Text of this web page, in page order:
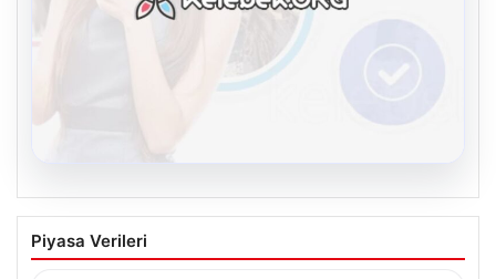
Kelebek chat adresi İle Çevrim içi
İletişimin Güvenli Adresi Ve Sohbet
Piyasa Verileri